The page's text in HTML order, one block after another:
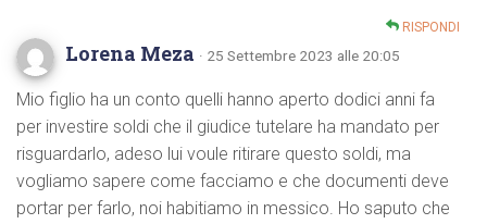
RISPONDI
Lorena Meza · 25 Settembre 2023 alle 20:05
Mio figlio ha un conto quelli hanno aperto dodici anni fa
per investire soldi che il giudice tutelare ha mandato per
risguardarlo, adeso lui voule ritirare questo soldi, ma
vogliamo sapere come facciamo e che documenti deve
portar per farlo, noi habitiamo in messico. Ho saputo che